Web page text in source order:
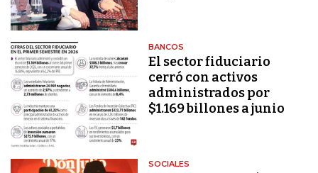
BANCOS
El sector fiduciario
cerró con activos
administrados por
$1.169 billones a junio
SOCIALES